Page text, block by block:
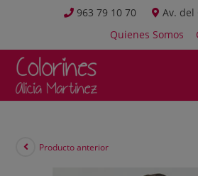
963 79 10 70
Av. del
Quienes Somos
Producto anterior